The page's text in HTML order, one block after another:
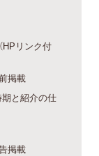
HPリンク付
掲載
期と紹介の仕
掲載